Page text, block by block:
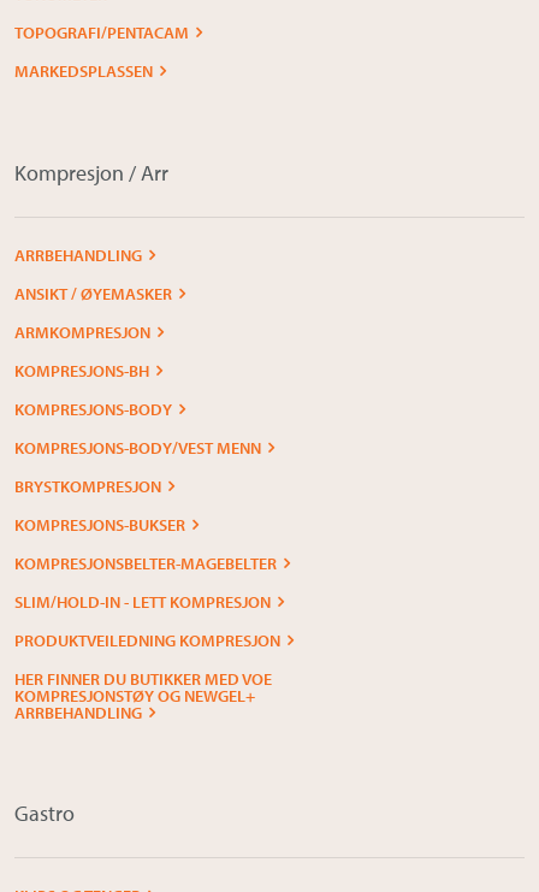
TOPOGRAFI/PENTACAM
MARKEDSPLASSEN
Kompresjon / Arr
ARRBEHANDLING
ANSIKT / ØYEMASKER
ARMKOMPRESJON
KOMPRESJONS-BH
KOMPRESJONS-BODY
KOMPRESJONS-BODY/VEST MENN
BRYSTKOMPRESJON
KOMPRESJONS-BUKSER
KOMPRESJONSBELTER-MAGEBELTER
SLIM/HOLD-IN - LETT KOMPRESJON
PRODUKTVEILEDNING KOMPRESJON
HER FINNER DU BUTIKKER MED VOE
KOMPRESJONSTØY OG NEWGEL+
ARRBEHANDLING
Gastro